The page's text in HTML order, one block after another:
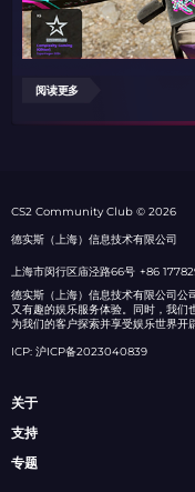
阅读更多
СS2 Community Club © 2026
德实斯（上海）信息技术有限公司
上海市闵行区庙泾路66号 +86
德实斯（上海）信息技术有限公司公
又有趣的娱乐服务体验。同时，我
为我们的客户探索并享受娱乐世界开
ICP: 沪ICP备2023040839
关于
支持
专题